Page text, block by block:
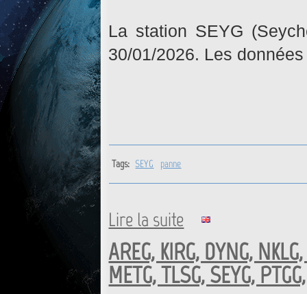
La station SEYG
30/01/2026. Les
Tags: SEYG panne
Lire la suite de SEYG : Retour
AREG, KIRG, DYNG,
METG, TLSG, SEYG,